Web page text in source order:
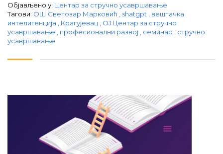
Објављено у: Центар за стручно усавршавање
Тагови: OШ Светозар Марковић shatgpt
вештачка
интелигенција
Крагујевац
ОЈ Центар за стручно
усавршавање
професионални развој семинар
стручно
усавршавање